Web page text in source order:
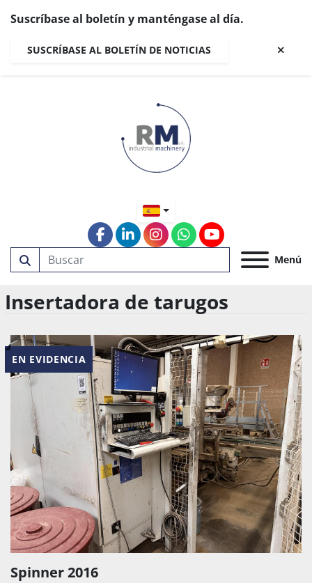
Suscríbase al boletín y manténgase al día.
SUSCRÍBASE AL BOLETÍN DE NOTICIAS
Menú
facebook
linkedininstagram
whatsapp
youtube
Insertadora de tarugos
EN EVIDENCIA
Spinner 2016